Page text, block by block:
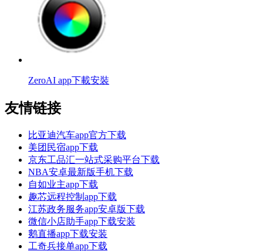
ZeroAI app下載安裝
友情链接
比亚迪汽车app官方下载
美团民宿app下载
京东工品汇一站式采购平台下载
NBA安卓最新版手机下载
自如业主app下载
趣芯远程控制app下载
江苏政务服务app安卓版下载
微信小店助手app下载安装
鹅直播app下载安装
工奇兵接单app下载